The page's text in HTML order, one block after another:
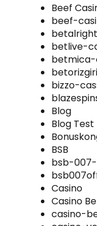
Beef
beef-
betlive-
betmica-
bizzo-
Blog
Blog Test
BSB
bsb-
Casino
Casino
casino-